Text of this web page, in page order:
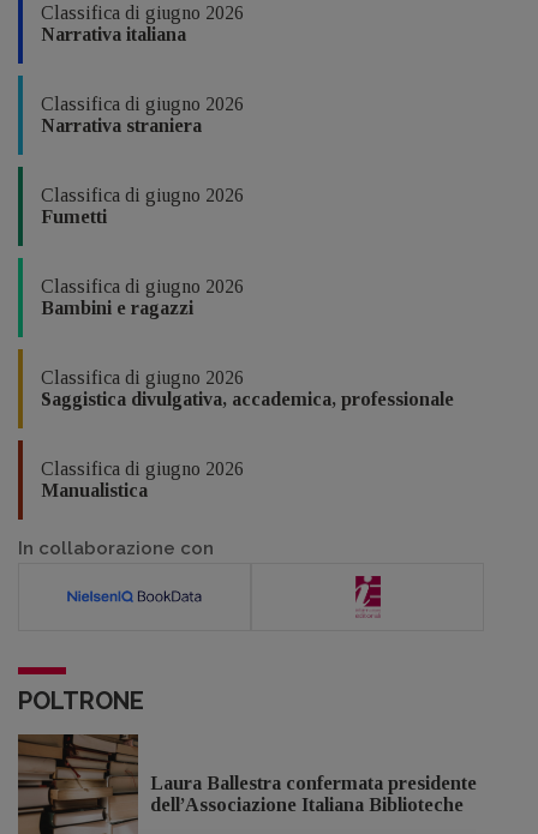
Classifica di giugno 2026
Narrativa italiana
Classifica di giugno 2026
Narrativa straniera
Classifica di giugno 2026
Fumetti
Classifica di giugno 2026
Bambini e ragazzi
Classifica di giugno 2026
Saggistica divulgativa, accademica, professionale
Classifica di giugno 2026
Manualistica
In collaborazione con
POLTRONE
Laura Ballestra confermata presidente
dell’Associazione Italiana Biblioteche